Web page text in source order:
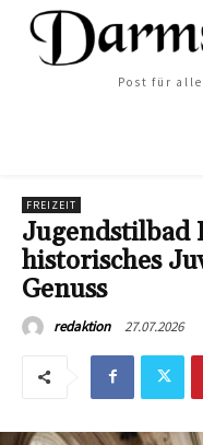
Post für
FREIZEIT
Jugendstilbad
historisches
Genuss
redaktion 27.07.2026